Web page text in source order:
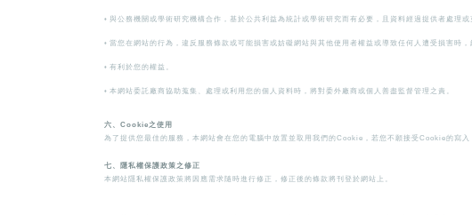
◦ 與公務機關或學術研究機構合作，基於公共利益為統計或學術研究而有必要，且資料經過提供者處理
◦ 當您在網站的行為，違反服務條款或可能損害或妨礙網站與其他使用者權益或導致任何人遭受損害時
◦ 有利於您的權益。
◦ 本網站委託廠商協助蒐集、處理或利用您的個人資料時，將對委外廠商或個人善盡監督管理之責。
六、Cookie之使用
為了提供您最佳的服務，本網站會在您的電腦中放置並取用我們的Cookie，若您不願接受Cookie的寫
七、隱私權保護政策之修正
本網站隱私權保護政策將因應需求隨時進行修正，修正後的條款將刊登於網站上。